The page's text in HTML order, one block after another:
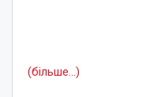
(більше…)